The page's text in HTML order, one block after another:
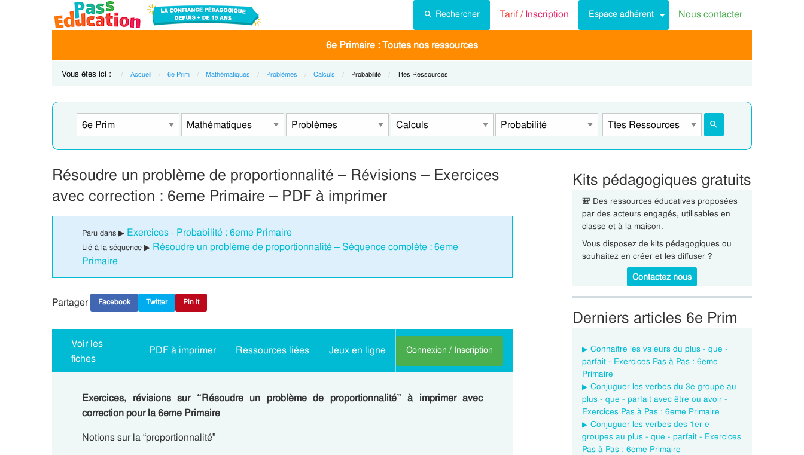
Rechercher Tarif /Inscription Espace adhérent Nous contacter
6e Primaire : Toutes nos ressources
Vous êtes ici : Accueil 6e Prim Mathématiques Problèmes Calculs Current:
Probabilité Current:
Ttes Ressources
Résoudre un problème de proportionnalité – Révisions – Exercices
avec correction : 6eme Primaire – PDF à imprimer
Paru dans ▶ Exercices - Probabilité : 6eme Primaire
Lié à la séquence ▶ Résoudre un problème de proportionnalité – Séquence complète : 6eme
Primaire
Partager Facebook Twitter Pin It
Voir les
fiches
PDF à imprimer Ressources liées Jeux en ligne Connexion / Inscription
Exercices, révisions sur “Résoudre un problème de proportionnalité” à imprimer avec
correction pour la 6eme Primaire
Notions sur la “proportionnalité”
Kits pédagogiques gratuits
🎒 Des ressources éducatives proposées
par des acteurs engagés, utilisables en
classe et à la maison.
Vous disposez de kits pédagogiques ou
souhaitez en créer et les diffuser ?
Contactez nous
Derniers articles 6e Prim
Connaître les valeurs du plus - que -
parfait - Exercices Pas à Pas : 6eme
Primaire
Conjuguer les verbes du 3e groupe au
plus - que - parfait avec être ou avoir -
Exercices Pas à Pas : 6eme Primaire
Conjuguer les verbes des 1er e
groupes au plus - que - parfait - Exercices
Pas à Pas : 6eme Primaire